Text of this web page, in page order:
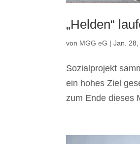
„Helden“
von MGG eG |Jan. 28,
Sozialprojekt
ein hohes Ziel
zum Ende dieses